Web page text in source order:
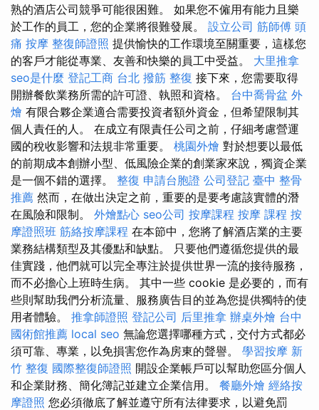
熟的酒店公司競爭可能很困難。 如果您不僱用有能力且樂
於工作的員工，您的企業將很難發展。 設立公司 筋師傅 頭
痛 按摩 整復師證照 提供愉快的工作環境至關重要，這樣您
的客戶才能從專業、友善和快樂的員工中受益。 大里推拿
seo是什麼 登記工商 台北 撥筋 整復 接下來，您需要取得
開辦餐飲業務所需的許可證、執照和資格。 台中喬骨盆 外
燴 有限合夥企業適合需要投資者額外資金，但希望限制其
個人責任的人。 在成立有限責任公司之前，仔細考慮營運
國的稅收影響和法規非常重要。 桃園外燴 對於想要以最低
的前期成本創辦小型、低風險企業的創業家來說，獨資企業
是一個不錯的選擇。 整復 申請台胞證 公司登記 臺中 整骨
推薦 然而，在做出決定之前，重要的是要考慮該實體的潛
在風險和限制。 外燴點心 seo公司 按摩課程 按摩 課程 按
摩證照班 筋絡按摩課程 在本節中，您將了解酒店業的主要
業務結構類型及其優點和缺點。 只要他們遵循您提供的最
佳實踐，他們就可以完全專注於提供世界一流的接待服務，
而不必擔心上班時生病。 其中一些 cookie 是必要的，而有
些則幫助我們分析流量、服務廣告目的並為您提供獨特的使
用者體驗。 推拿師證照 登記公司 后里推拿 辦桌外燴 台中
國術館推薦 local seo 無論您選擇哪種方式，交付方式都必
須可靠、專業，以免損害您作為房東的聲譽。 學習按摩 新
竹 整復 國際整復師證照 開設企業帳戶可以幫助您區分個人
和企業財務、簡化簿記並建立企業信用。 餐廳外燴 經絡按
摩證照 您必須徹底了解並遵守所有法律要求，以避免罰